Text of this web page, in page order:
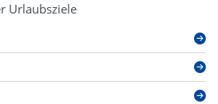
Urlaubsziele